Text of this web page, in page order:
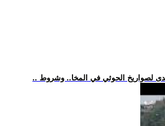
لصواريخ الحوثي في المخا.. وشروط